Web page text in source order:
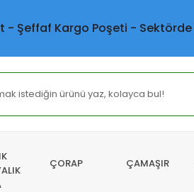
Şeffaf Kargo Poşeti - Sektörde
ÇORAP ÇAMAŞIR